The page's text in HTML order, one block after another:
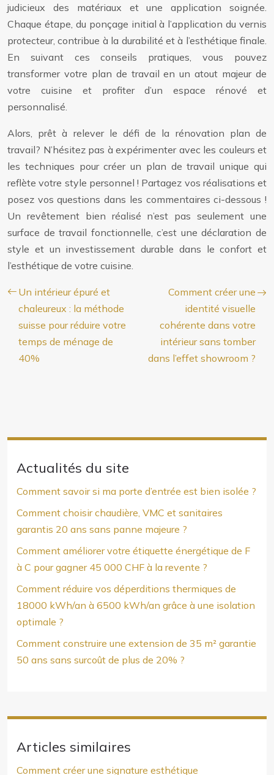
judicieux des matériaux et une application soignée.
Chaque étape, du ponçage initial à l’application du vernis
protecteur, contribue à la durabilité et à l’esthétique finale.
En suivant ces conseils pratiques, vous pouvez
transformer votre plan de travail en un atout majeur de
votre cuisine et profiter d’un espace rénové et
personnalisé.
Alors, prêt à relever le défi de la rénovation plan de
travail? N’hésitez pas à expérimenter avec les couleurs et
les techniques pour créer un plan de travail unique qui
reflète votre style personnel ! Partagez vos réalisations et
posez vos questions dans les commentaires ci-dessous !
Un revêtement bien réalisé n’est pas seulement une
surface de travail fonctionnelle, c’est une déclaration de
style et un investissement durable dans le confort et
l’esthétique de votre cuisine.
Un intérieur épuré et
chaleureux : la méthode
suisse pour réduire votre
temps de ménage de
40%
Comment créer une
identité visuelle
cohérente dans votre
intérieur sans tomber
dans l’effet showroom ?
Actualités du site
Comment savoir si ma porte d’entrée est bien isolée ?
Comment choisir chaudière, VMC et sanitaires
garantis 20 ans sans panne majeure ?
Comment améliorer votre étiquette énergétique de F
à C pour gagner 45 000 CHF à la revente ?
Comment réduire vos déperditions thermiques de
18000 kWh/an à 6500 kWh/an grâce à une isolation
optimale ?
Comment construire une extension de 35 m² garantie
50 ans sans surcoût de plus de 20% ?
Articles similaires
Comment créer une signature esthétique